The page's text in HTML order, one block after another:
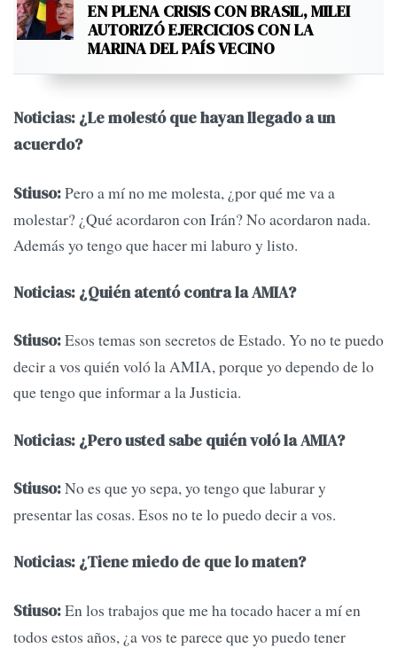
EN PLENA CRISIS CON BRASIL, MILEI
AUTORIZÓ EJERCICIOS CON LA
MARINA DEL PAÍS VECINO
Noticias: ¿Le molestó que hayan llegado a un
acuerdo?
Stiuso:Pero a mí no me molesta, ¿por qué me va a
molestar? ¿Qué acordaron con Irán? No acordaron nada.
Además yo tengo que hacer mi laburo y listo.
Noticias: ¿Quién atentó contra la AMIA?
Stiuso:Esos temas son secretos de Estado. Yo no te puedo
decir a vos quién voló la AMIA, porque yo dependo de lo
que tengo que informar a la Justicia.
Noticias: ¿Pero usted sabe quién voló la AMIA?
Stiuso:No es que yo sepa, yo tengo que laburar y
presentar las cosas. Esos no te lo puedo decir a vos.
Noticias: ¿Tiene miedo de que lo maten?
Stiuso:En los trabajos que me ha tocado hacer a mí en
todos estos años, ¿a vos te parece que yo puedo tener